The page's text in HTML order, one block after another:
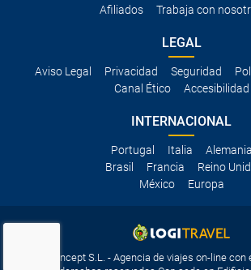
Afiliados
Trabaja con
LEGAL
Aviso Legal Privacidad Seguridad
Canal Ético
Accesibilidad
INTERNACIONAL
Portugal Italia
Alemania
Brasil
Francia
Reino
México
Europa
Travelconcept S.L. - Agencia de viajes on-line con